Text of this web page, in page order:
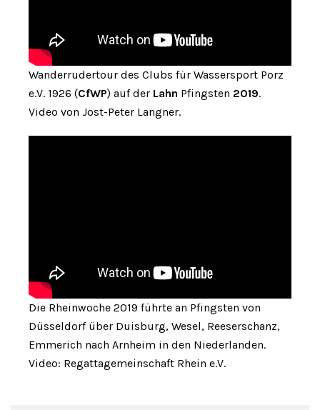
Wanderrudertour des Clubs für Wassersport Porz
e.V. 1926 (CfWP) auf der Lahn Pfingsten 2019.
Video von Jost-Peter Langner.
Die Rheinwoche 2019 führte an Pfingsten von
Düsseldorf über Duisburg, Wesel, Reeserschanz,
Emmerich nach Arnheim in den Niederlanden.
Video: Regattagemeinschaft Rhein e.V.